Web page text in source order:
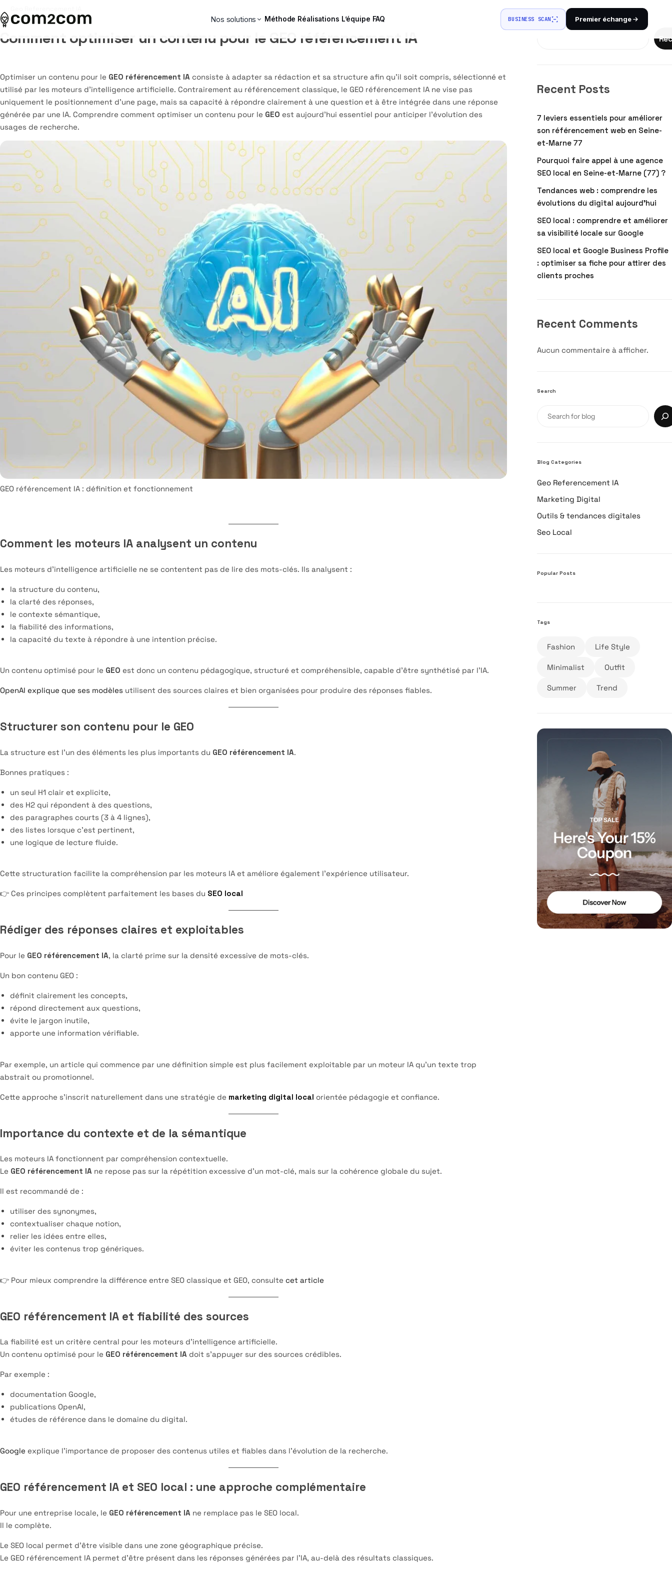
Nos solutions Méthode Réalisations L’équipe FAQ BUSINESS SCAN Premier échange
Comment optimiser un contenu pour le GEO référencement IA
Optimiser un contenu pour le GEO référencement IA consiste à adapter sa rédaction et sa structure afin qu’il soit compris, sélectionné et
utilisé par les moteurs d’intelligence artificielle. Contrairement au référencement classique, le GEO référencement IA ne vise pas
uniquement le positionnement d’une page, mais sa capacité à répondre clairement à une question et à être intégrée dans une réponse
générée par une IA. Comprendre comment optimiser un contenu pour le GEO est aujourd’hui essentiel pour anticiper l’évolution des
usages de recherche.
GEO référencement IA : définition et fonctionnement
Comment les moteurs IA analysent un contenu
Les moteurs d’intelligence artificielle ne se contentent pas de lire des mots-clés. Ils analysent :
la structure du contenu,
la clarté des réponses,
le contexte sémantique,
la fiabilité des informations,
la capacité du texte à répondre à une intention précise.
Un contenu optimisé pour le GEO est donc un contenu pédagogique, structuré et compréhensible, capable d’être synthétisé par l’IA.
OpenAI explique que ses modèles utilisent des sources claires et bien organisées pour produire des réponses fiables.
Structurer son contenu pour le GEO
La structure est l’un des éléments les plus importants du GEO référencement IA.
Bonnes pratiques :
un seul H1 clair et explicite,
des H2 qui répondent à des questions,
des paragraphes courts (3 à 4 lignes),
des listes lorsque c’est pertinent,
une logique de lecture fluide.
Cette structuration facilite la compréhension par les moteurs IA et améliore également l’expérience utilisateur.
👉 Ces principes complètent parfaitement les bases du SEO local
Rédiger des réponses claires et exploitables
Pour le GEO référencement IA, la clarté prime sur la densité excessive de mots-clés.
Un bon contenu GEO :
définit clairement les concepts,
répond directement aux questions,
évite le jargon inutile,
apporte une information vérifiable.
Par exemple, un article qui commence par une définition simple est plus facilement exploitable par un moteur IA qu’un texte trop
abstrait ou promotionnel.
Cette approche s’inscrit naturellement dans une stratégie de marketing digital local orientée pédagogie et confiance.
Importance du contexte et de la sémantique
Les moteurs IA fonctionnent par compréhension contextuelle.
Le GEO référencement IA ne repose pas sur la répétition excessive d’un mot-clé, mais sur la cohérence globale du sujet.
Il est recommandé de :
utiliser des synonymes,
contextualiser chaque notion,
relier les idées entre elles,
éviter les contenus trop génériques.
👉 Pour mieux comprendre la différence entre SEO classique et GEO, consulte cet article
GEO référencement IA et fiabilité des sources
La fiabilité est un critère central pour les moteurs d’intelligence artificielle.
Un contenu optimisé pour le GEO référencement IA doit s’appuyer sur des sources crédibles.
Par exemple :
documentation Google,
publications OpenAI,
études de référence dans le domaine du digital.
Google explique l’importance de proposer des contenus utiles et fiables dans l’évolution de la recherche.
GEO référencement IA et SEO local : une approche complémentaire
Pour une entreprise locale, le GEO référencement IA ne remplace pas le SEO local.
Il le complète.
Le SEO local permet d’être visible dans une zone géographique précise.
Le GEO référencement IA permet d’être présent dans les réponses générées par l’IA, au-delà des résultats classiques.
Rechercher
Recent Posts
7 leviers essentiels pour améliorer
son référencement web en Seine-
et-Marne 77
Pourquoi faire appel à une agence
SEO local en Seine-et-Marne (77) ?
Tendances web : comprendre les
évolutions du digital aujourd’hui
SEO local : comprendre et améliorer
sa visibilité locale sur Google
SEO local et Google Business Profile
: optimiser sa fiche pour attirer des
clients proches
Recent Comments
Aucun commentaire à afficher.
Search
Blog Categories
Geo Referencement IA
Marketing Digital
Outils & tendances digitales
Seo Local
Popular Posts
Tags
Fashion Life Style
Minimalist Outfit
Summer Trend
Présence digitale & SEO / GEO
Visibilité locale & Google
Contenus & réseaux sociaux
Toutes les solutions
Best sellers
Audits & diagnostics
Seo Local
Geo Referencement IA
Marketing Digital local